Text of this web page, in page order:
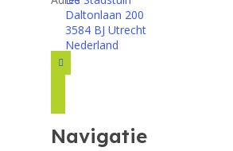
Daltonlaan 200
3584 BJ Utrecht
Nederland
facebook
Navigatie